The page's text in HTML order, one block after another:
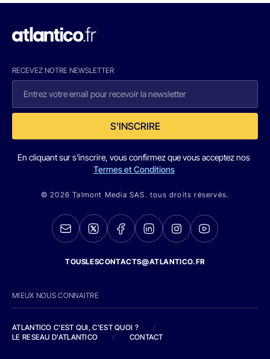
RECEVEZ NOTRE NEWSLETTER
S'INSCRIRE
En cliquant sur s'inscrire, vous confirmez que vous acceptez nos
Termes et Conditions
© 2026 Talmont Media SAS. tous droits réservés.
TOUSLESCONTACTS@ATLANTICO.FR
MIEUX NOUS CONNAITRE
ATLANTICO C'EST QUI, C'EST QUOI ?
/
LE RESEAU D'ATLANTICO
/ CONTACT